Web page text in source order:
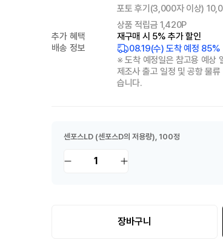
포토 후기(3,000자 이상)
상품 적립금 1,420P
추가 혜택
재구매 시 5% 추가 할인
배송 정보
08.19(수) 도착 예정 85%
※ 도착 예정일은 참고용 예상
제조사 출고 일정 및 공항 물
습니다.
센포스LD (센포스D의 저용량), 100정
1
장바구니